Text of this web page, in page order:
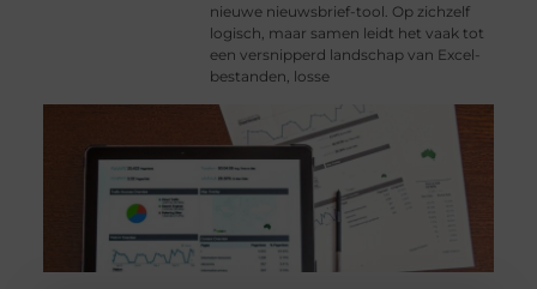
nieuwe nieuwsbrief-tool. Op zichzelf
logisch, maar samen leidt het vaak tot
een versnipperd landschap van Excel-
bestanden, losse